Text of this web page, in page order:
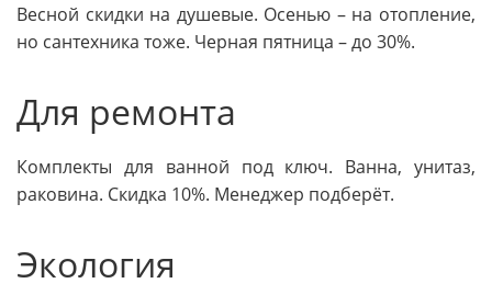
Весной скидки на душевые. Осенью – на отопление,
но сантехника тоже. Черная пятница – до 30%.
Для ремонта
Комплекты для ванной под ключ. Ванна, унитаз,
раковина. Скидка 10%. Менеджер подберёт.
Экология